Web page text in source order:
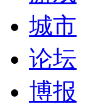
城市
论坛
博报